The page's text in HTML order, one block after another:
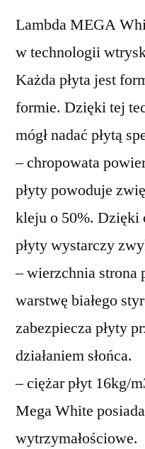
Lambda MEGA
w technologii
Każda płyta jest
formie. Dzięki tej
mógł nadać płytą
– chropowata
płyty powoduje
kleju o 50%. Dzięki
płyty wystarczy
– wierzchnia strona
warstwę białego
zabezpiecza płyty
działaniem słońca.
– ciężar płyt 16kg/
Mega White
wytrzymałościowe.